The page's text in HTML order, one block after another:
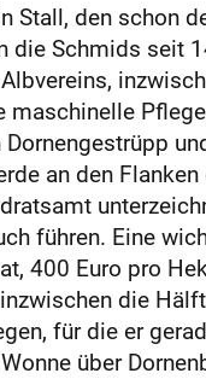
Stall, den schon
die Schmids seit
maschinelle
an den Flanken
führen. Eine
400 Euro pro
die
für die er
über